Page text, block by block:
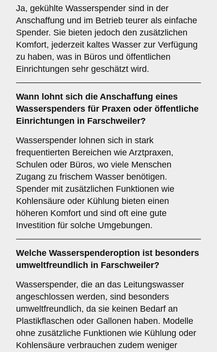
Ja, gekühlte Wasserspender sind in der
Anschaffung und im Betrieb teurer als einfache
Spender. Sie bieten jedoch den zusätzlichen
Komfort, jederzeit kaltes Wasser zur Verfügung
zu haben, was in Büros und öffentlichen
Einrichtungen sehr geschätzt wird.
Wann lohnt sich die Anschaffung eines
Wasserspenders für Praxen oder öffentliche
Einrichtungen in Farschweiler?
Wasserspender lohnen sich in stark
frequentierten Bereichen wie Arztpraxen,
Schulen oder Büros, wo viele Menschen
Zugang zu frischem Wasser benötigen.
Spender mit zusätzlichen Funktionen wie
Kohlensäure oder Kühlung bieten einen
höheren Komfort und sind oft eine gute
Investition für solche Umgebungen.
Welche Wasserspenderoption ist besonders
umweltfreundlich in Farschweiler?
Wasserspender, die an das Leitungswasser
angeschlossen werden, sind besonders
umweltfreundlich, da sie keinen Bedarf an
Plastikflaschen oder Gallonen haben. Modelle
ohne zusätzliche Funktionen wie Kühlung oder
Kohlensäure verbrauchen zudem weniger